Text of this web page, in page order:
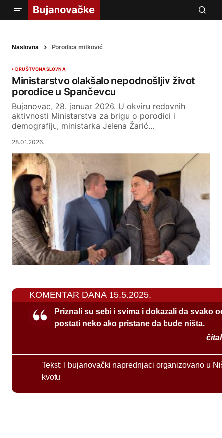
Naslovna Porodica mitković
DRUŠTVONASLOVNA
Ministarstvo olakšalo nepodnošljiv život
porodice u Spančevcu
Bujanovac, 28. januar 2026. U okviru redovnih
aktivnosti Ministarstva za brigu o porodici i
demografiju, ministarka Jelena Žarić…
28.01.2026.
KOMENTAR DANA 15.5.2025.
Priznali su sebi i svima i dokazali da svako
postati neko ako pristane da bude ništa.
Tekst:
I bujanovački naprednjaci organizovano u
kvotu